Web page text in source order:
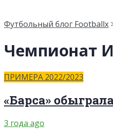
Футбольный блог Footballx
Чемпионат
ПРИМЕРА 2022/2023
«Барса»
3 года ago